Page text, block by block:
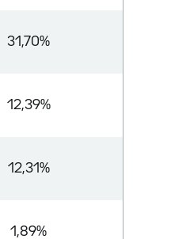
31,70%
12,39%
12,31%
1,89%